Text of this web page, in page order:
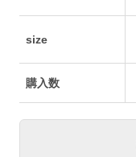
size
購入数